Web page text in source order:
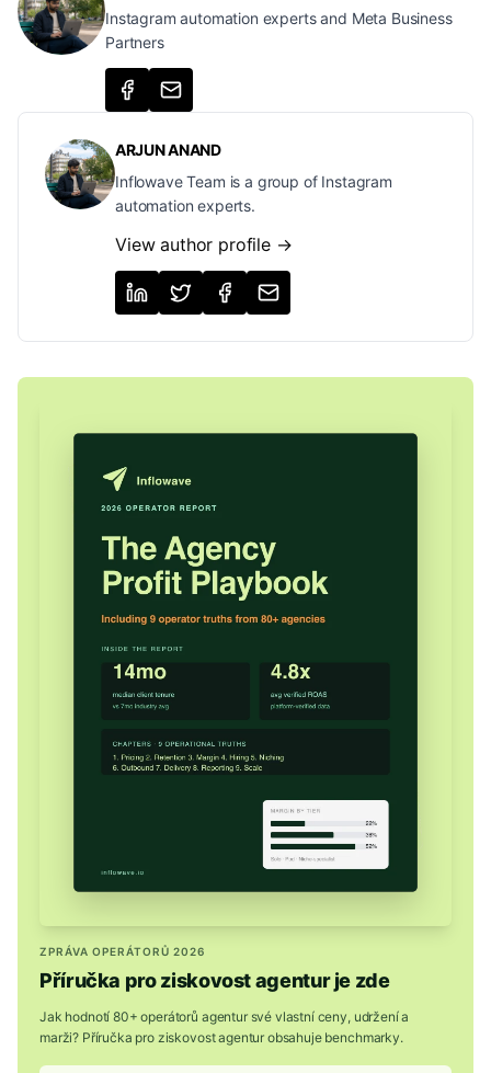
Instagram automation experts and Meta Business
Partners
ARJUN ANAND
Inflowave Team is a group of Instagram
automation experts.
View author profile →
ZPRÁVA OPERÁTORŮ 2026
Příručka pro ziskovost agentur je zde
Jak hodnotí 80+ operátorů agentur své vlastní ceny, udržení a
marži? Příručka pro ziskovost agentur obsahuje benchmarky.